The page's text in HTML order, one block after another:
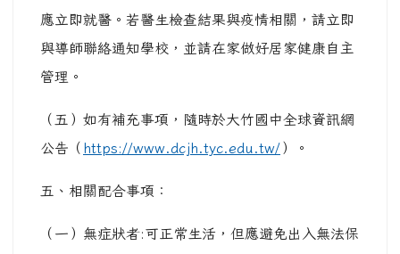
應立即就醫。若醫生檢查結果與疫情相關，請立即
與導師聯絡通知學校，並請在家做好居家健康自主
管理。
（五）如有補充事項，隨時於大竹國中全球資訊網
公告（ https://www.dcjh.tyc.edu.tw/ ）。
五、相關配合事項：
（一）無症狀者:可正常生活，但應避免出入無法保